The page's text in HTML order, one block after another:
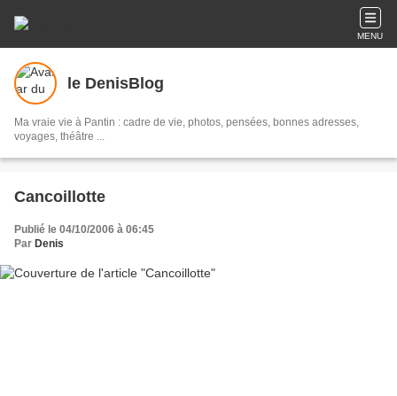
MENU
le DenisBlog
Ma vraie vie à Pantin : cadre de vie, photos, pensées, bonnes adresses,
voyages, théâtre ...
Cancoillotte
Publié le 04/10/2006 à 06:45
Par Denis